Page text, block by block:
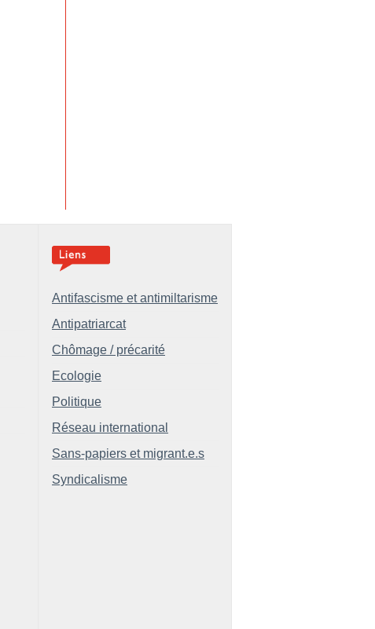
Antifascisme et antimiltarisme
Antipatriarcat
Chômage / précarité
Ecologie
Politique
Réseau international
Sans-papiers et migrant.e.s
Syndicalisme